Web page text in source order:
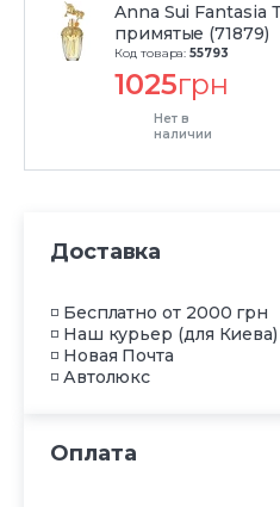
Anna Sui Fantasia
примятые (71879)
Код товара: 55793
1025грн
Нет в
наличии
Доставка
◽ Бесплатно от 2000 грн
◽ Наш курьер (для Киева)
◽ Новая Почта
◽ Автолюкс
Оплата